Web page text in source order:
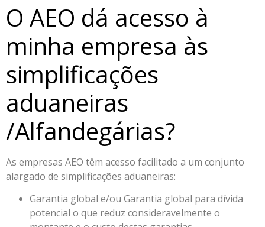
O AEO dá acesso à
minha empresa às
simplificações
aduaneiras
/Alfandegárias?
As empresas AEO têm acesso facilitado a um conjunto
alargado de simplificações aduaneiras:
Garantia global e/ou Garantia global para dívida
potencial o que reduz consideravelmente o